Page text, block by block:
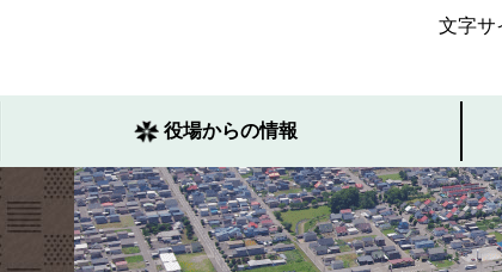
文字サ
役場からの情報